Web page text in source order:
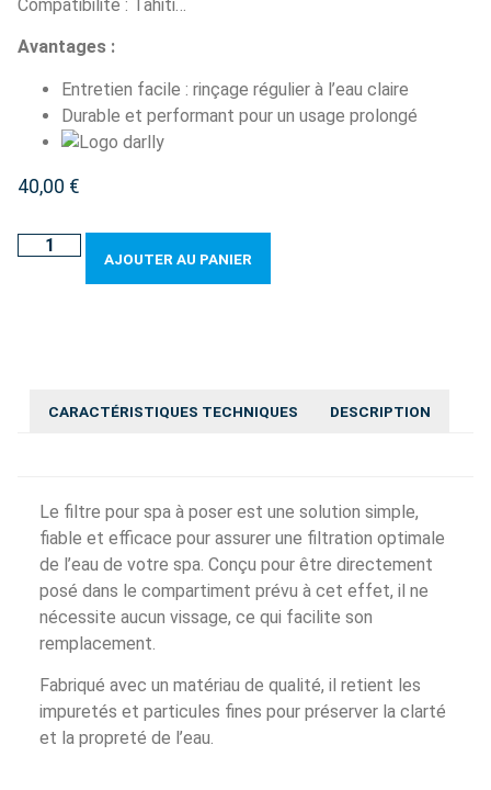
Compatibilité : Tahiti…
Avantages :
Entretien facile : rinçage régulier à l’eau claire
Durable et performant pour un usage prolongé
40,00 €
AJOUTER AU PANIER
CARACTÉRISTIQUES TECHNIQUES DESCRIPTION
Le filtre pour spa à poser est une solution simple,
fiable et efficace pour assurer une filtration optimale
de l’eau de votre spa. Conçu pour être directement
posé dans le compartiment prévu à cet effet, il ne
nécessite aucun vissage, ce qui facilite son
remplacement.
Fabriqué avec un matériau de qualité, il retient les
impuretés et particules fines pour préserver la clarté
et la propreté de l’eau.